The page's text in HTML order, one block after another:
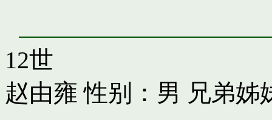
12世
赵由雍 性别：男 兄弟姊